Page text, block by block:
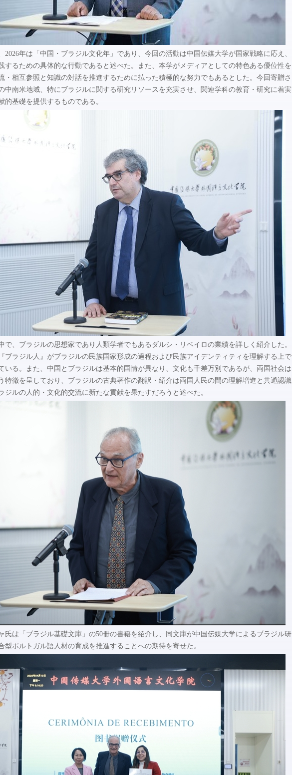
2026年は「中国・ブラジル文化年」であり、今回の活動は中国伝媒大学が国家戦略に応え、
するための具体的な行動であると述べた。また、本学がメディアとしての特色ある優位性を
・相互参照と知識の対話を推進するために払った積極的な努力でもあるとした。今回寄贈さ
中南米地域、特にブラジルに関する研究リソースを充実させ、関連学科の教育・研究に着実
的基礎を提供するものである。
で、ブラジルの思想家であり人類学者でもあるダルシ・リベイロの業績を詳しく紹介した。
ブラジル人』がブラジルの民族国家形成の過程および民族アイデンティティを理解する上で
いる。また、中国とブラジルは基本的国情が異なり、文化も千差万別であるが、両国社会は
特徴を呈しており、ブラジルの古典著作の翻訳・紹介は両国人民の間の理解増進と共通認識
ジルの人的・文化的交流に新たな貢献を果たすだろうと述べた。
氏は「ブラジル基礎文庫」の50冊の書籍を紹介し、同文庫が中国伝媒大学によるブラジル研
型ポルトガル語人材の育成を推進することへの期待を寄せた。